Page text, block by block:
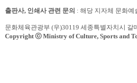
출판사, 인쇄사 관련 문의 : 해당 지자체 문화예
문화체육관광부 (우)30119 세종특별자치시 갈
Copyright ⓒ Ministry of Culture, Sports and